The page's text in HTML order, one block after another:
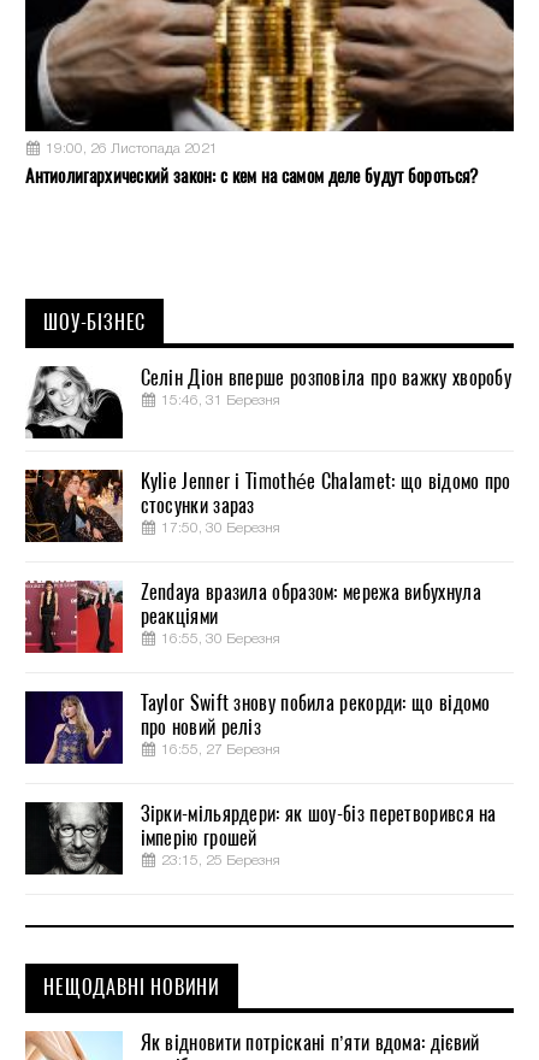
19:00, 26 Листопада 2021
Антиолигархический закон: с кем на самом деле будут бороться?
ШОУ-БІЗНЕС
Селін Діон вперше розповіла про важку хворобу
15:46, 31 Березня
Kylie Jenner і Timothée Chalamet: що відомо про
стосунки зараз
17:50, 30 Березня
Zendaya вразила образом: мережа вибухнула
реакціями
16:55, 30 Березня
Taylor Swift знову побила рекорди: що відомо
про новий реліз
16:55, 27 Березня
Зірки-мільярдери: як шоу-біз перетворився на
імперію грошей
23:15, 25 Березня
НЕЩОДАВНІ НОВИНИ
Як відновити потріскані п’яти вдома: дієвий